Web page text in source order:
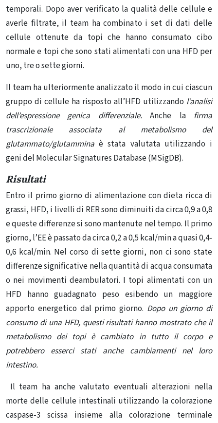
temporali. Dopo aver verificato la qualità delle cellule e
averle filtrate, il team ha combinato i set di dati delle
cellule ottenute da topi che hanno consumato cibo
normale e topi che sono stati alimentati con una HFD per
uno, tre o sette giorni.
Il team ha ulteriormente analizzato il modo in cui ciascun
gruppo di cellule ha risposto all’HFD utilizzando l’analisi
dell’espressione genica differenziale.Anche la firma
trascrizionale associata al metabolismo del
glutammato/glutammina è stata valutata utilizzando i
geni del Molecular Signatures Database (MSigDB).
Risultati
Entro il primo giorno di alimentazione con dieta ricca di
grassi, HFD, i livelli di RER sono diminuiti da circa 0,9 a 0,8
e queste differenze si sono mantenute nel tempo. Il primo
giorno, l’EE è passato da circa 0,2 a 0,5 kcal/min a quasi 0,4-
0,6 kcal/min. Nel corso di sette giorni, non ci sono state
differenze significative nella quantità di acqua consumata
o nei movimenti deambulatori. I topi alimentati con un
HFD hanno guadagnato peso esibendo un maggiore
apporto energetico dal primo giorno. Dopo un giorno di
consumo di una HFD, questi risultati hanno mostrato che il
metabolismo dei topi è cambiato in tutto il corpo e
potrebbero esserci stati anche cambiamenti nel loro
intestino.
Il team ha anche valutato eventuali alterazioni nella
morte delle cellule intestinali utilizzando la colorazione
caspase-3 scissa insieme alla colorazione terminale